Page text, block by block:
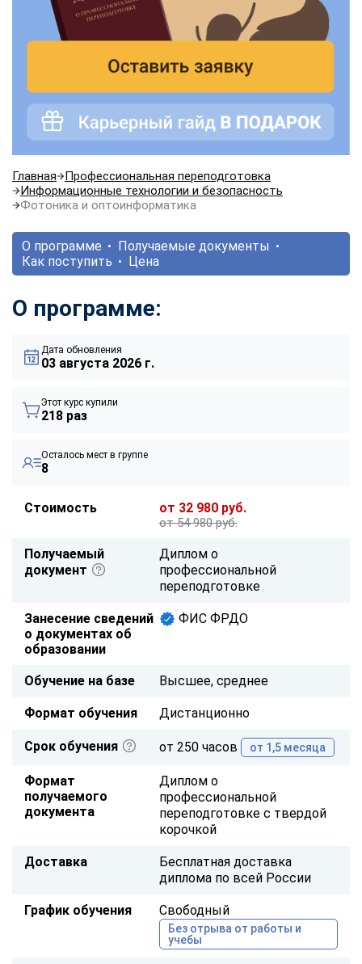
Главная
Профессиональная переподготовка
Информационные технологии и безопасность
Фотоника и оптоинформатика
О программе
Получаемые документы
Как поступить
Цена
О программе:
Дата обновления
03 августа 2026 г.
Этот курс купили
218 раз
Осталось мест в группе
8
Стоимость от 32 980 руб.
от 54 980 руб.
Получаемый
документ
Диплом о
профессиональной
переподготовке
Занесение сведений
о документах об
образовании
ФИС ФРДО
Обучение на базе Высшее, среднее
Формат обучения Дистанционно
Срок обучения от 250 часов от 1,5 месяца
Формат
получаемого
документа
Диплом о
профессиональной
переподготовке с твердой
корочкой
Доставка
Бесплатная доставка
диплома по всей России
График обучения Свободный
Без отрыва от работы и
учебы